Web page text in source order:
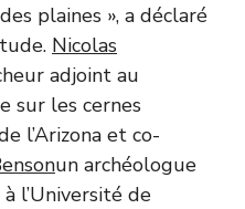
plaines », a déclaré
Nicolas
adjoint au
sur les cernes
l’Arizona et co-
un archéologue
l’Université de